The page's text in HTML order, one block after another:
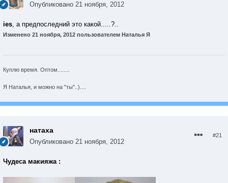
Опубликовано 21 ноября, 2012
ies, а предпоследний это какой.....?..
Изменено 21 ноября, 2012 пользователем Наталья Я
Куплю время. Оптом........
Я Наталья, и можно на "ты"..)....
натаха
Опубликовано 21 ноября, 2012
#21
Чудеса макияжа :